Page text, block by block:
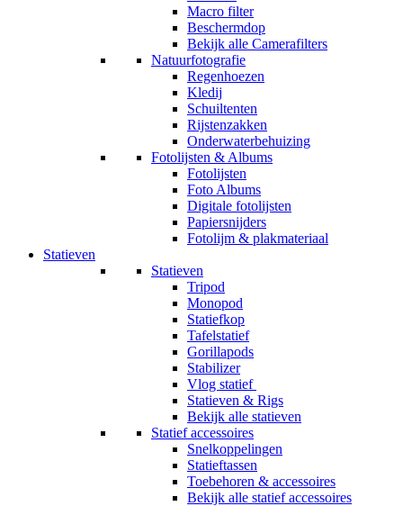
Macro filter
Beschermdop
Bekijk alle Camerafilters
Natuurfotografie
Regenhoezen
Kledij
Schuiltenten
Rijstenzakken
Onderwaterbehuizing
Fotolijsten & Albums
Fotolijsten
Foto Albums
Digitale fotolijsten
Papiersnijders
Fotolijm & plakmateriaal
Statieven
Statieven
Tripod
Monopod
Statiefkop
Tafelstatief
Gorillapods
Stabilizer
Vlog statief
Statieven & Rigs
Bekijk alle statieven
Statief accessoires
Snelkoppelingen
Statieftassen
Toebehoren & accessoires
Bekijk alle statief accessoires